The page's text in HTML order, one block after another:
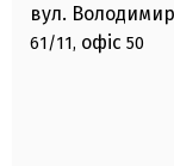
вул.
61/11, офіс 50